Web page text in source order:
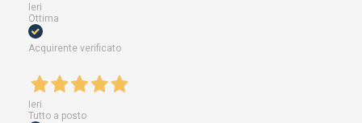
Ieri
Ottima
Acquirente verificato
Ieri
Tutto a posto